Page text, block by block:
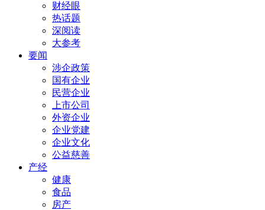
财经眼
热话题
深阅读
大参考
要闻
涉企政策
国有企业
民营企业
上市公司
外资企业
企业党建
企业文化
公益慈善
产经
健康
食品
房产